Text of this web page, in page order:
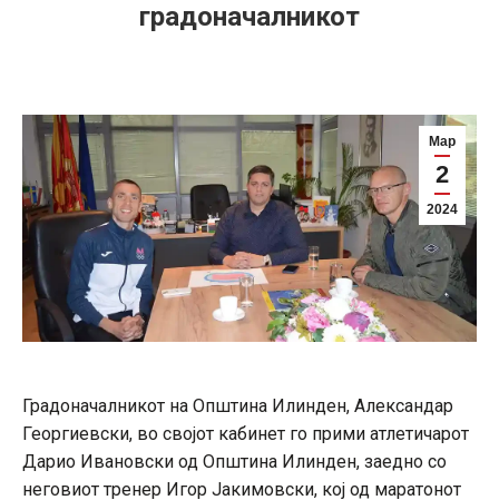
градоначалникот
Мар
2
2024
Градоначалникот на Општина Илинден, Александар
Георгиевски, во својот кабинет го прими атлетичарот
Дарио Ивановски од Општина Илинден, заедно со
неговиот тренер Игор Јакимовски, кој од маратонот